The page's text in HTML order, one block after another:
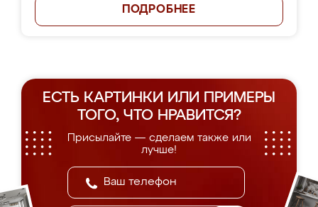
ПОДРОБНЕЕ
ЕСТЬ КАРТИНКИ ИЛИ ПРИМЕРЫ
ТОГО, ЧТО НРАВИТСЯ?
Присылайте — сделаем также или
лучше!